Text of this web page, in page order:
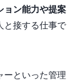
ョン能力や提案
と接する仕事で
ーといった管理